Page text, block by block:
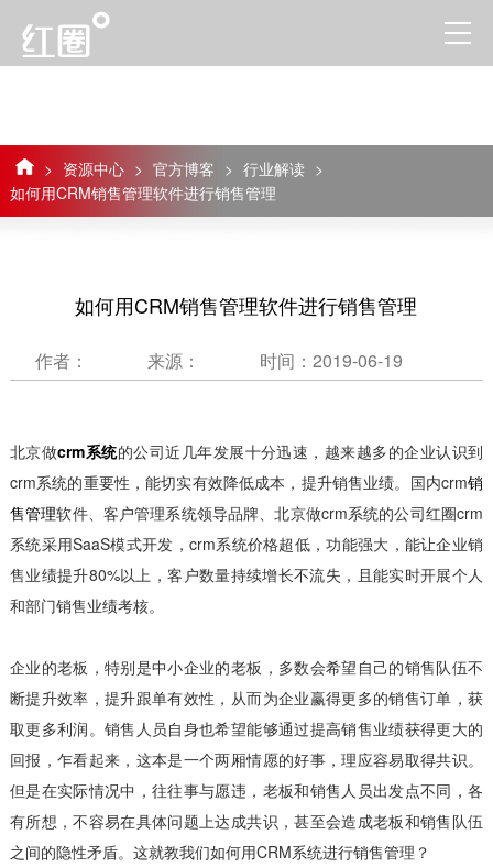
> 资源中心 > 官方博客 > 行业解读 >
如何用CRM销售管理软件进行销售管理
如何用CRM销售管理软件进行销售管理
作者： 来源： 时间：2019-06-19
北京做crm系统的公司近几年发展十分迅速，越来越多的企业认识到
crm系统的重要性，能切实有效降低成本，提升销售业绩。国内crm销
售管理软件、客户管理系统领导品牌、北京做crm系统的公司红圈crm
系统采用SaaS模式开发，crm系统价格超低，功能强大，能让企业销
售业绩提升80%以上，客户数量持续增长不流失，且能实时开展个人
和部门销售业绩考核。
企业的老板，特别是中小企业的老板，多数会希望自己的销售队伍不
断提升效率，提升跟单有效性，从而为企业赢得更多的销售订单，获
取更多利润。销售人员自身也希望能够通过提高销售业绩获得更大的
回报，乍看起来，这本是一个两厢情愿的好事，理应容易取得共识。
但是在实际情况中，往往事与愿违，老板和销售人员出发点不同，各
有所想，不容易在具体问题上达成共识，甚至会造成老板和销售队伍
之间的隐性矛盾。这就教我们如何用CRM系统进行销售管理？